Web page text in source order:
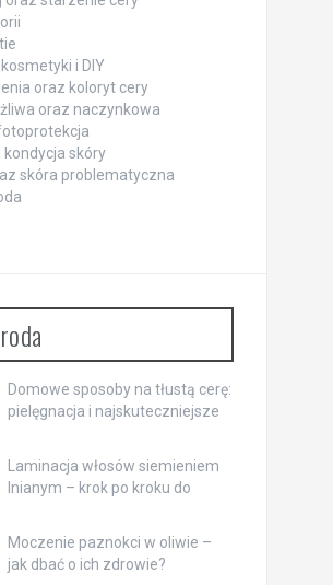
i DIY
oraz koloryt cery
oraz naczynkowa
kondycja skóry
skóra problematyczna
Domowe sposoby na tłustą cerę:
pielęgnacja i najskuteczniejsze
Laminacja włosów siemieniem
lnianym – krok po kroku do
Moczenie paznokci w oliwie –
jak dbać o ich zdrowie?